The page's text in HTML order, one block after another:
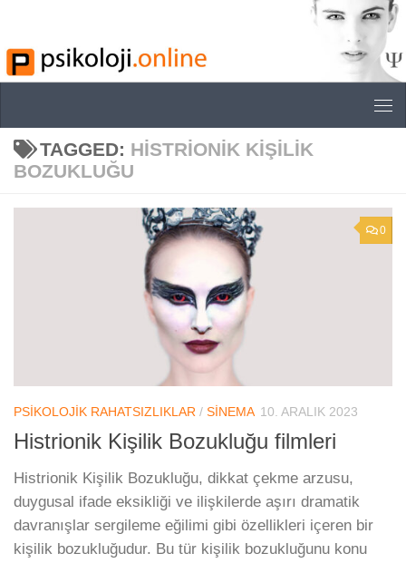
TAGGED: HISTRIONIK KIŞILIK
BOZUKLUĞU
0
PSIKOLOJIK RAHATSIZLIKLAR / SINEMA 10. ARALIK 2023
Histrionik Kişilik Bozukluğu filmleri
Histrionik Kişilik Bozukluğu, dikkat çekme arzusu,
duygusal ifade eksikliği ve ilişkilerde aşırı dramatik
davranışlar sergileme eğilimi gibi özellikleri içeren bir
kişilik bozukluğudur. Bu tür kişilik bozukluğunu konu